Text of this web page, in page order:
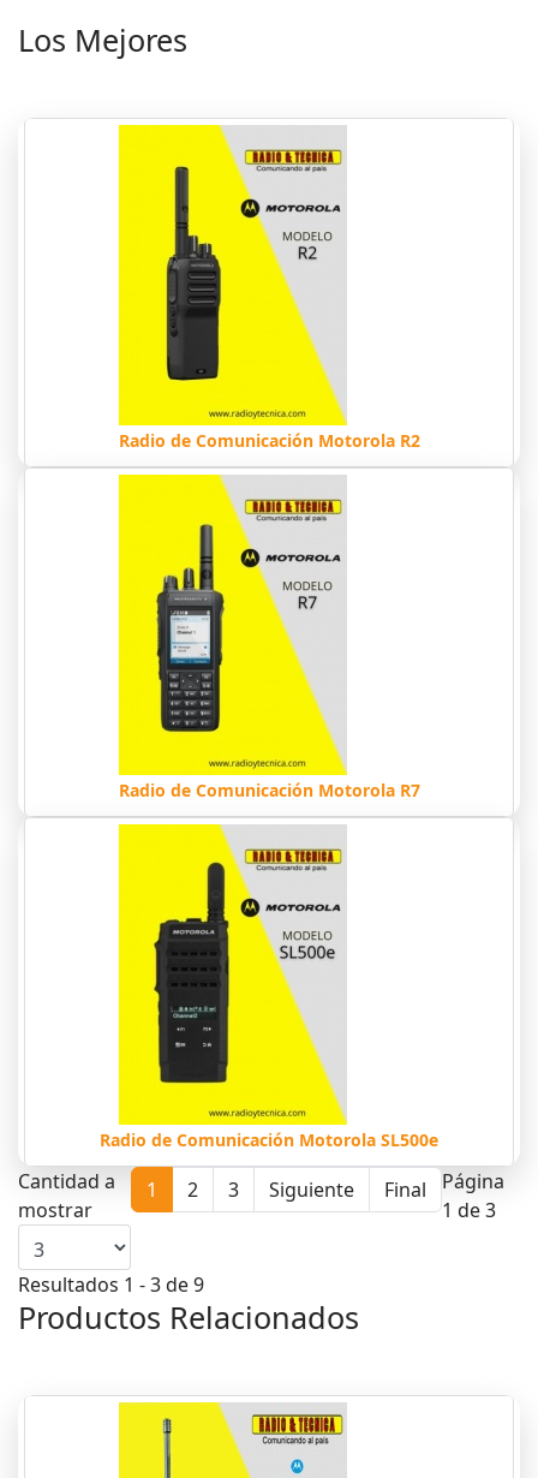
Los Mejores
Radio de Comunicación Motorola R2
Radio de Comunicación Motorola R7
Radio de Comunicación Motorola SL500e
Cantidad a
mostrar
1 2 3 Siguiente Final
Página
1 de 3
Resultados 1 - 3 de 9
Productos Relacionados